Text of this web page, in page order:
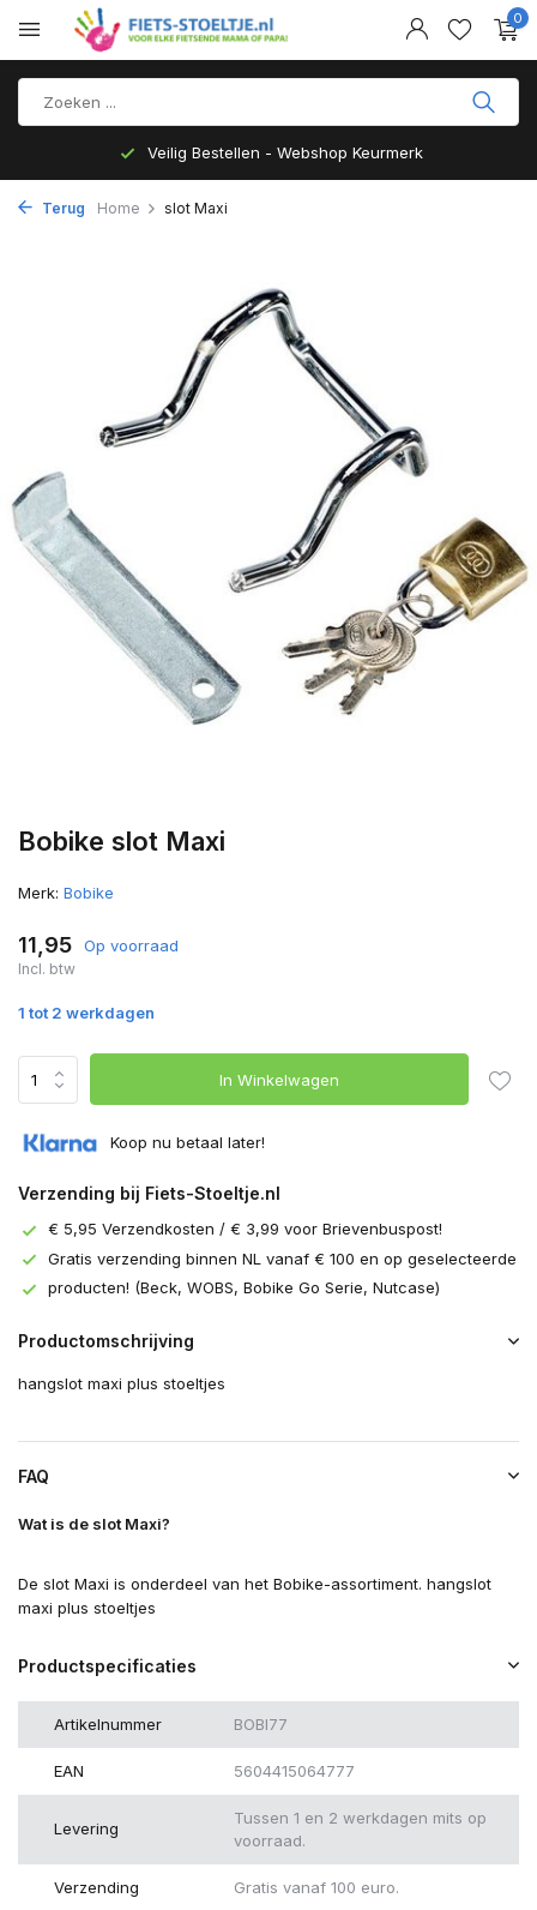
0
Veilig Bestellen - Webshop Keurmerk
Terug Home slot Maxi
Bobike slot Maxi
Merk: Bobike
11,95 Op voorraad
Incl. btw
1 tot 2 werkdagen
In Winkelwagen
Koop nu betaal later!
Verzending bij Fiets-Stoeltje.nl
€ 5,95 Verzendkosten / € 3,99 voor Brievenbuspost!
Gratis verzending binnen NL vanaf € 100 en op geselecteerde
producten! (Beck, WOBS, Bobike Go Serie, Nutcase)
Productomschrijving
hangslot maxi plus stoeltjes
FAQ
Wat is de slot Maxi?
De slot Maxi is onderdeel van het Bobike-assortiment. hangslot
maxi plus stoeltjes
Productspecificaties
Artikelnummer BOBI77
EAN 5604415064777
Levering
Tussen 1 en 2 werkdagen mits op
voorraad.
Verzending Gratis vanaf 100 euro.